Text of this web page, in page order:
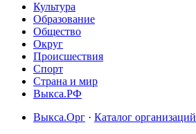
Культура
Образование
Общество
Округ
Происшествия
Спорт
Страна и мир
Выкса.РФ
Выкса.Орг · Каталог организаций